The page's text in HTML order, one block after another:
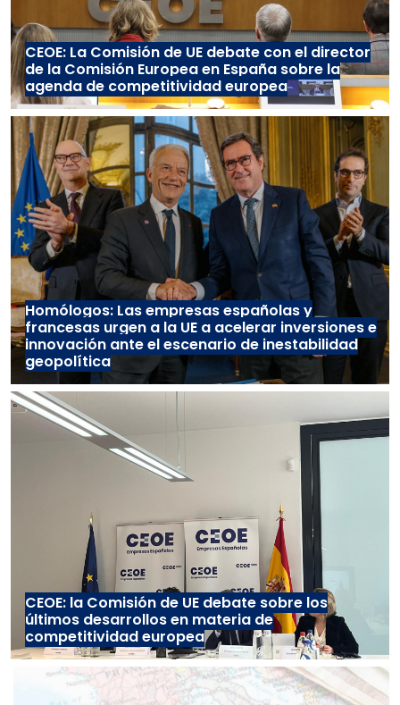
CEOE: La Comisión de UE debate con el director
de la Comisión Europea en España sobre la
agenda de competitividad europea
Homólogos: Las empresas españolas y
francesas urgen a la UE a acelerar inversiones e
innovación ante el escenario de inestabilidad
geopolítica
CEOE: la Comisión de UE debate sobre los
últimos desarrollos en materia de
competitividad europea